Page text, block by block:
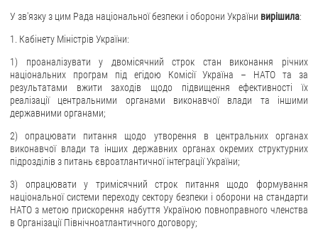
У зв'язку з цим Рада національної безпеки і оборони України вирішила:
1. Кабінету Міністрів України:
1) проаналізувати у двомісячний строк стан виконання річних
національних програм під егідою Комісії Україна – НАТО та за
результатами вжити заходів щодо підвищення ефективності їх
реалізації центральними органами виконавчої влади та іншими
державними органами;
2) опрацювати питання щодо утворення в центральних органах
виконавчої влади та інших державних органах окремих структурних
підрозділів з питань євроатлантичної інтеграції України;
3) опрацювати у тримісячний строк питання щодо формування
національної системи переходу сектору безпеки і оборони на стандарти
НАТО з метою прискорення набуття Україною повноправного членства
в Організації Північноатлантичного договору;